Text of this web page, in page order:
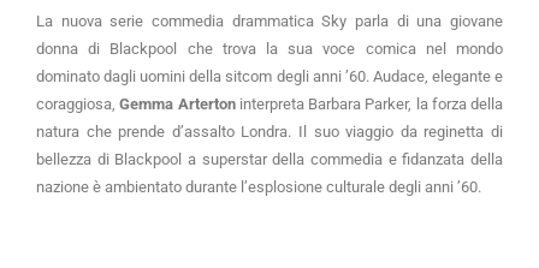
La nuova serie commedia drammatica Sky parla di una giovane
donna di Blackpool che trova la sua voce comica nel mondo
dominato dagli uomini della sitcom degli anni ’60. Audace, elegante e
coraggiosa,Gemma Artertoninterpreta Barbara Parker, la forza della
natura che prende d’assalto Londra. Il suo viaggio da reginetta di
bellezza di Blackpool a superstar della commedia e fidanzata della
nazione è ambientato durante l’esplosione culturale degli anni ’60.